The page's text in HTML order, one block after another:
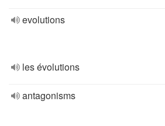
evolutions
les évolutions
antagonisms